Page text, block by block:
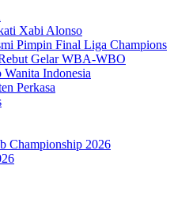
Xabi Alonso
Pimpin Final Liga Champions
Gelar WBA-WBO
Wanita Indonesia
Perkasa
Championship 2026